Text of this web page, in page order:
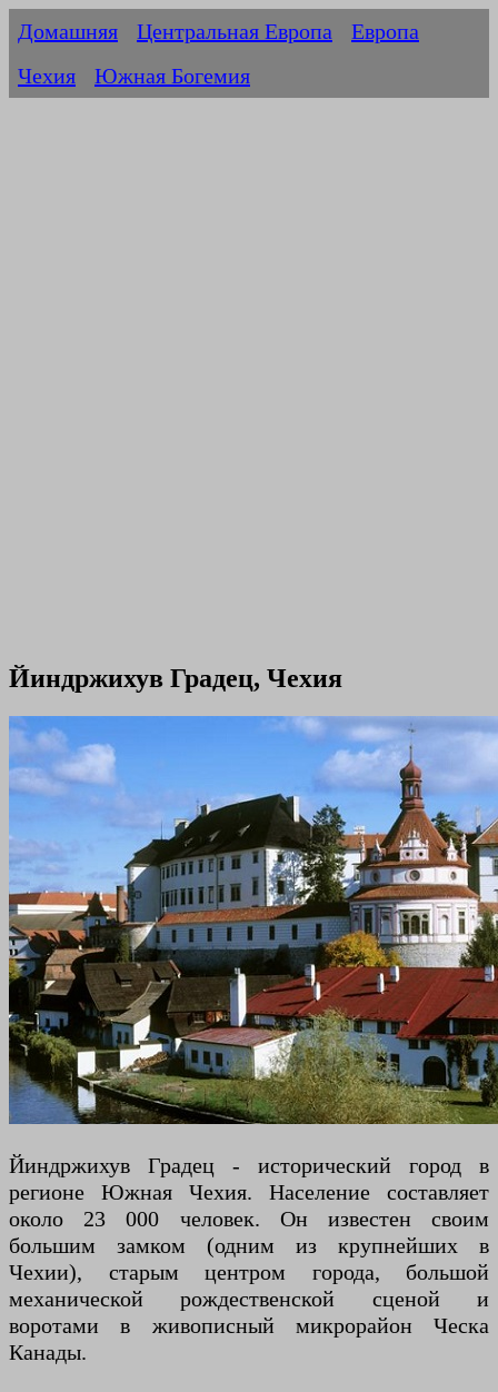
Домашняя Центральная Европа
Европа
Чехия
Южная Богемия
Йиндржихув Градец, Чехия
Йиндржихув Градец - исторический город в
регионе Южная Чехия. Население составляет
около 23 000 человек. Он известен своим
большим замком (одним из крупнейших в
Чехии), старым центром города, большой
механической рождественской сценой и
воротами в живописный микрорайон Ческа
Канады.